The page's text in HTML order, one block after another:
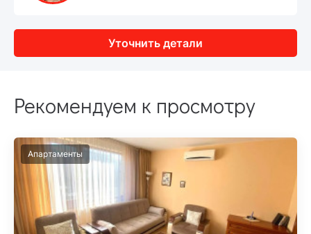
Уточнить детали
Рекомендуем к просмотру
Апартаменты